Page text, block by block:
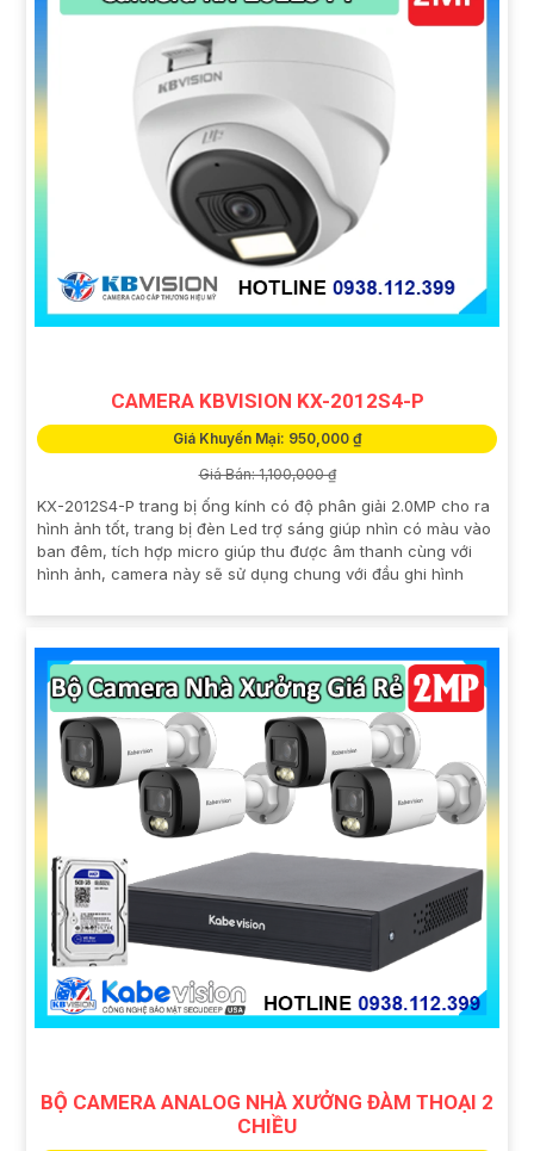
CAMERA KBVISION KX-2012S4-P
Giá Khuyến Mại: 950,000 ₫
Giá Bán: 1,100,000 ₫
KX-2012S4-P trang bị ống kính có độ phân giải 2.0MP cho ra
hình ảnh tốt, trang bị đèn Led trợ sáng giúp nhìn có màu vào
ban đêm, tích hợp micro giúp thu được âm thanh cùng với
hình ảnh, camera này sẽ sử dụng chung với đầu ghi hình
BỘ CAMERA ANALOG NHÀ XƯỞNG ĐÀM THOẠI 2
CHIỀU